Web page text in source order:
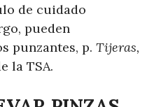
de cuidado
pueden
punzantes, p. Tijeras,
la TSA.